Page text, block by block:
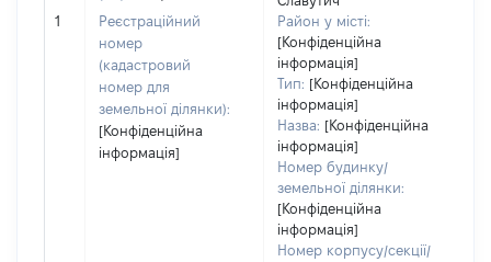
1
Реєстраційний
номер
(кадастровий
номер для
земельної ділянки):
[Конфіденційна
інформація]
Район у місті:
[Конфіденційна
інформація]
Тип: [Конфіденційна
інформація]
Назва: [Конфіденційна
інформація]
Номер будинку/
земельної ділянки:
[Конфіденційна
інформація]
Номер корпусу/секції/